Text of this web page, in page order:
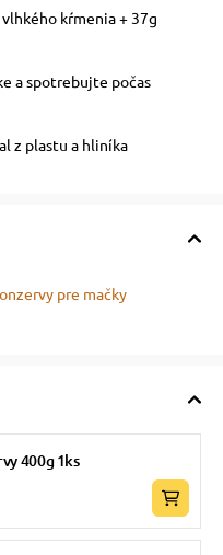
kŕmenia + 37g
a spotrebujte počas
z plastu a hliníka
pre mačky
400g 1ks